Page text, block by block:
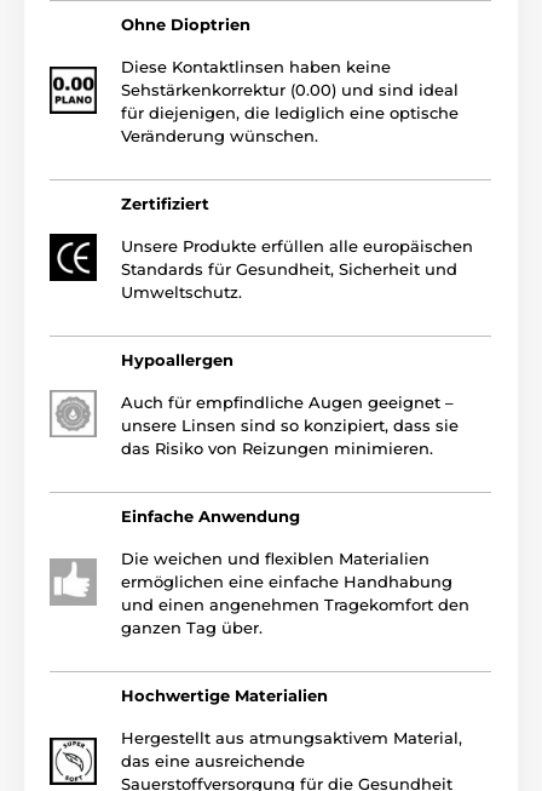
Ohne Dioptrien
Diese Kontaktlinsen haben keine
Sehstärkenkorrektur (0.00) und sind ideal
für diejenigen, die lediglich eine optische
Veränderung wünschen.
Zertifiziert
Unsere Produkte erfüllen alle europäischen
Standards für Gesundheit, Sicherheit und
Umweltschutz.
Hypoallergen
Auch für empfindliche Augen geeignet –
unsere Linsen sind so konzipiert, dass sie
das Risiko von Reizungen minimieren.
Einfache Anwendung
Die weichen und flexiblen Materialien
ermöglichen eine einfache Handhabung
und einen angenehmen Tragekomfort den
ganzen Tag über.
Hochwertige Materialien
Hergestellt aus atmungsaktivem Material,
das eine ausreichende
Sauerstoffversorgung für die Gesundheit